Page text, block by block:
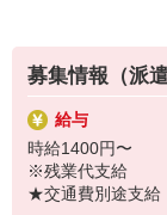
￣￣￣￣￣￣￣￣
▼オフィスワーク
事務、経理、デ
▼工場・製造・軽
機械/食品製造・
▼美容系
眉毛サロンのア
▼営業・販売
満足度◎
■携帯やインターネ
docomo(ドコモ)/
の大手キャリアから
ワイモバイル
広く紹介可能♪
募集情報（派
給与
時給1400円〜
※残業代支給
★交通費別途支給